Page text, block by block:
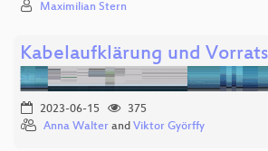
Maximilian Stern
Kabelaufklärung und
2023-06-15
375
Anna Walter and Viktor Györffy